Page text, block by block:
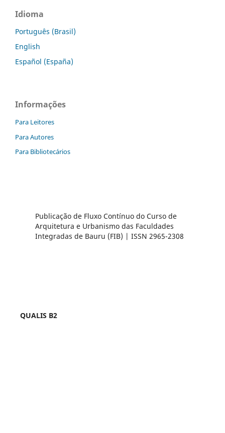
Idioma
Português (Brasil)
English
Español (España)
Informações
Para Leitores
Para Autores
Para Bibliotecários
Publicação de Fluxo Contínuo do Curso de
Arquitetura e Urbanismo das Faculdades
Integradas de Bauru (FIB) | ISSN 2965-2308
QUALIS B2